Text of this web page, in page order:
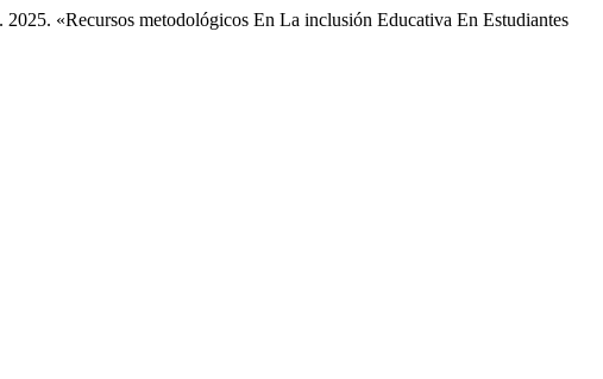
«Recursos metodológicos En La inclusión Educativa En Estudiantes